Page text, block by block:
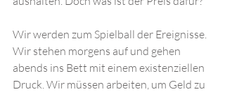
Wir werden zum Spielball der Ereignisse.
Wir stehen morgens auf und gehen
abends ins Bett mit einem existenziellen
Druck. Wir müssen arbeiten, um Geld zu